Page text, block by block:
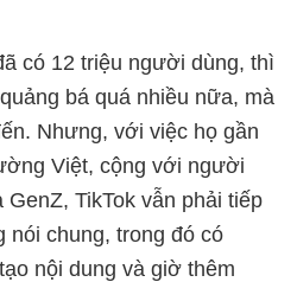
có 12 triệu người dùng, thì
bá quá nhiều nữa, mà
Nhưng, với việc họ gần
Việt, cộng với người
TikTok vẫn phải tiếp
nói chung, trong đó có
nội dung và giờ thêm